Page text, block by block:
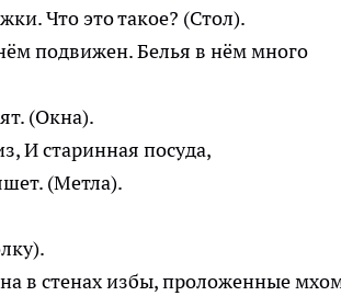
Что это такое? (Стол).
подвижен. Белья в нём много
(Окна).
И старинная посуда,
(Метла).
в стенах избы, проложенные